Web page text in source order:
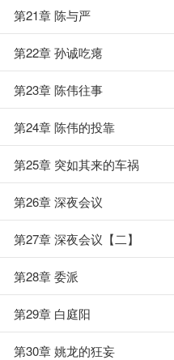
第21章 陈与严
第22章 孙诚吃瘪
第23章 陈伟往事
第24章 陈伟的投靠
第25章 突如其来的车祸
第26章 深夜会议
第27章 深夜会议【二】
第28章 委派
第29章 白庭阳
第30章 姚龙的狂妄